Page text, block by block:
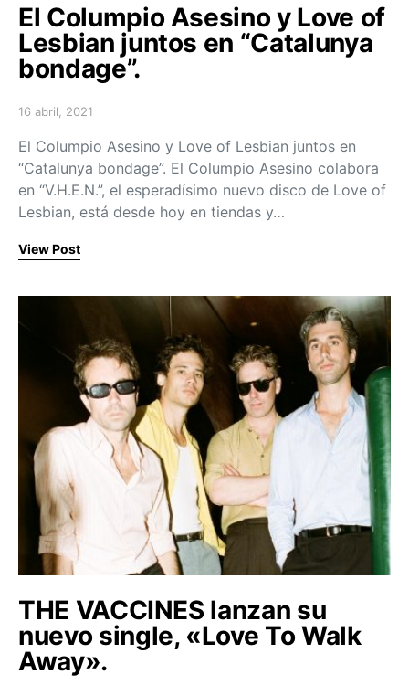
El Columpio Asesino y Love of
Lesbian juntos en “Catalunya
bondage”.
Posted on
16 abril, 2021
El Columpio Asesino y Love of Lesbian juntos en
“Catalunya bondage”. El Columpio Asesino colabora
en “V.H.E.N.”, el esperadísimo nuevo disco de Love of
Lesbian, está desde hoy en tiendas y…
View Post
THE VACCINES lanzan su
nuevo single, «Love To Walk
Away».